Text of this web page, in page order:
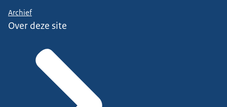
Archief
Over deze site